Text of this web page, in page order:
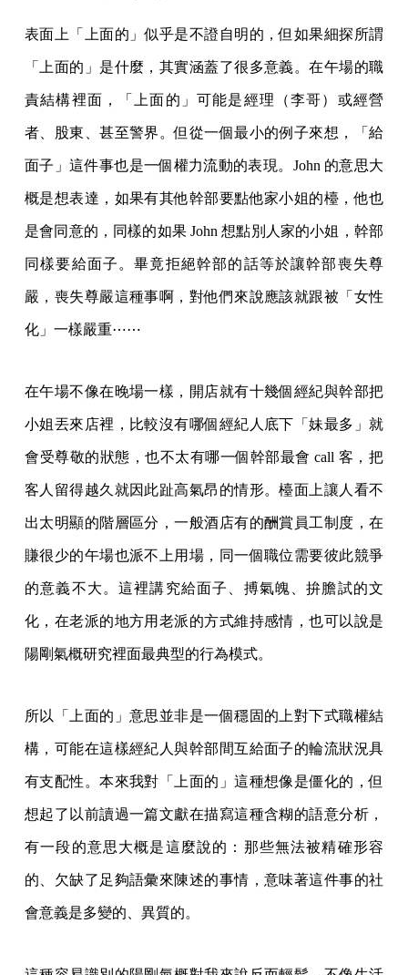
表面上「上面的」似乎是不證自明的，但如果細探所謂
「上面的」是什麼，其實涵蓋了很多意義。在午場的職
責結構裡面，「上面的」可能是經理（李哥）或經營
者、股東、甚至警界。但從一個最小的例子來想，「給
面子」這件事也是一個權力流動的表現。John 的意思大
概是想表達，如果有其他幹部要點他家小姐的檯，他也
是會同意的，同樣的如果 John 想點別人家的小姐，幹部
同樣要給面子。畢竟拒絕幹部的話等於讓幹部喪失尊
嚴，喪失尊嚴這種事啊，對他們來說應該就跟被「女性
化」一樣嚴重⋯⋯
在午場不像在晚場一樣，開店就有十幾個經紀與幹部把
小姐丟來店裡，比較沒有哪個經紀人底下「妹最多」就
會受尊敬的狀態，也不太有哪一個幹部最會 call 客，把
客人留得越久就因此趾高氣昂的情形。檯面上讓人看不
出太明顯的階層區分，一般酒店有的酬賞員工制度，在
賺很少的午場也派不上用場，同一個職位需要彼此競爭
的意義不大。這裡講究給面子、搏氣魄、拚膽試的文
化，在老派的地方用老派的方式維持感情，也可以說是
陽剛氣概研究裡面最典型的行為模式。
所以「上面的」意思並非是一個穩固的上對下式職權結
構，可能在這樣經紀人與幹部間互給面子的輪流狀況具
有支配性。本來我對「上面的」這種想像是僵化的，但
想起了以前讀過一篇文獻在描寫這種含糊的語意分析，
有一段的意思大概是這麼說的：那些無法被精確形容
的、欠缺了足夠語彙來陳述的事情，意味著這件事的社
會意義是多變的、異質的。